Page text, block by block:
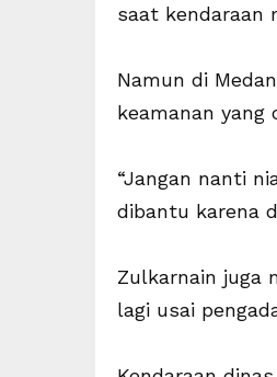
saat kendaraan
Namun di
keamanan yang
“Jangan nanti
dibantu karena
Zulkarnain juga
lagi usai